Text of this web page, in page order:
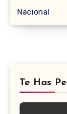
Nacional
Te Has